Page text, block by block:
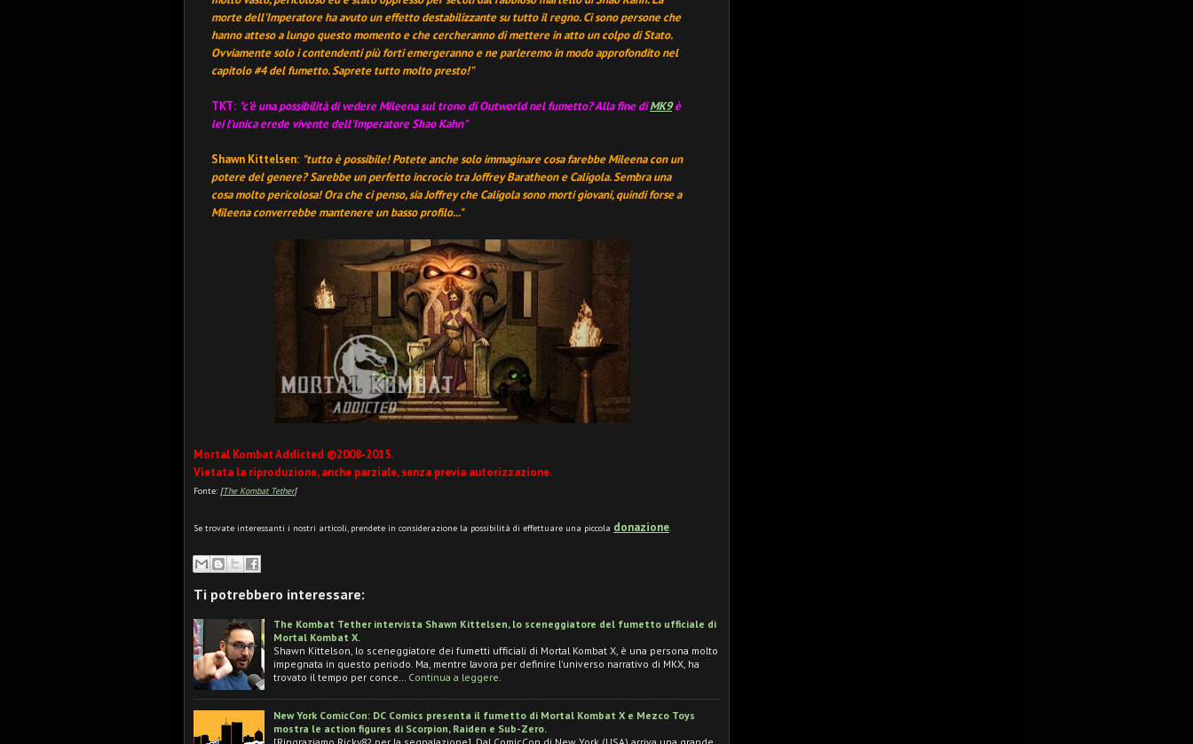
morte dell'Imperatore ha avuto un effetto destabilizzante su tutto il regno. Ci sono persone che
hanno atteso a lungo questo momento e che cercheranno di mettere in atto un colpo di Stato.
Ovviamente solo i contendenti più forti emergeranno e ne parleremo in modo approfondito nel
capitolo #4 del fumetto. Saprete tutto molto presto!"
TKT: "c'è una possibilità di vedere Mileena sul trono di Outworld nel fumetto? Alla fine diMK9è
lei l'unica erede vivente dell'Imperatore Shao Kahn"
Shawn Kittelsen: "tutto è possibile! Potete anche solo immaginare cosa farebbe Mileena con un
potere del genere? Sarebbe un perfetto incrocio tra Joffrey Baratheon e Caligola. Sembra una
cosa molto pericolosa! Ora che ci penso, sia Joffrey che Caligola sono morti giovani, quindi forse a
Mileena converrebbe mantenere un basso profilo..."
Mortal Kombat Addicted ©2008-2015.
Vietata la riproduzione, anche parziale, senza previa autorizzazione.
Fonte: [The Kombat Tether]
Se trovate interessanti i nostri articoli, prendete in considerazione la possibilità di effettuare una piccola donazione.
Ti potrebbero interessare:
The Kombat Tether intervista Shawn Kittelsen, lo sceneggiatore del fumetto ufficiale di
Mortal Kombat X.
Shawn Kittelson, lo sceneggiatore dei fumetti ufficiali di Mortal Kombat X, è una persona molto
impegnata in questo periodo. Ma, mentre lavora per definire l'universo narrativo di MKX, ha
trovato il tempo per conce…
Continua a leggere.
New York ComicCon: DC Comics presenta il fumetto di Mortal Kombat X e Mezco Toys
mostra le action figures di Scorpion, Raiden e Sub-Zero.
[Ringraziamo Ricky82 per la segnalazione]. Dal ComicCon di New York (USA) arriva una grande